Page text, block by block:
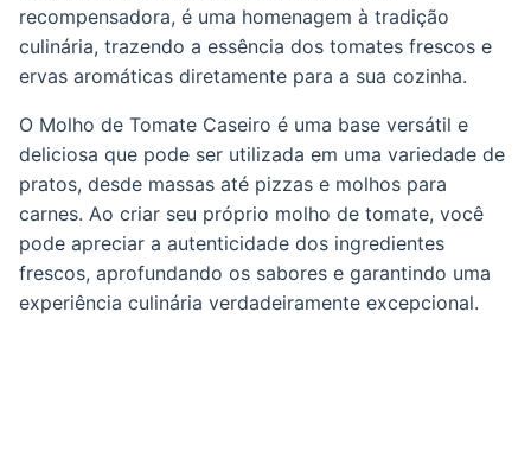
recompensadora, é uma homenagem à tradição
culinária, trazendo a essência dos tomates frescos e
ervas aromáticas diretamente para a sua cozinha.
O Molho de Tomate Caseiro é uma base versátil e
deliciosa que pode ser utilizada em uma variedade de
pratos, desde massas até pizzas e molhos para
carnes. Ao criar seu próprio molho de tomate, você
pode apreciar a autenticidade dos ingredientes
frescos, aprofundando os sabores e garantindo uma
experiência culinária verdadeiramente excepcional.